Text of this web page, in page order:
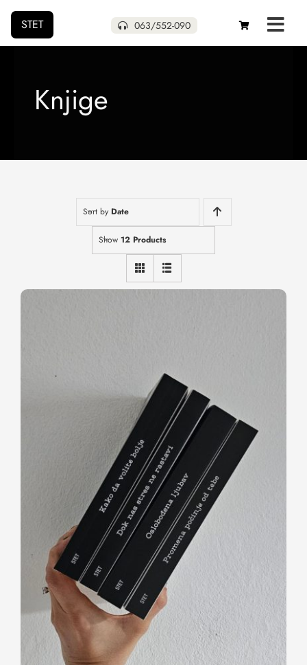
STET
Naša izdanja
063/552-090
Knjige
Sort by Date
Show 12 Products
Letnji reset za dušu i odnose